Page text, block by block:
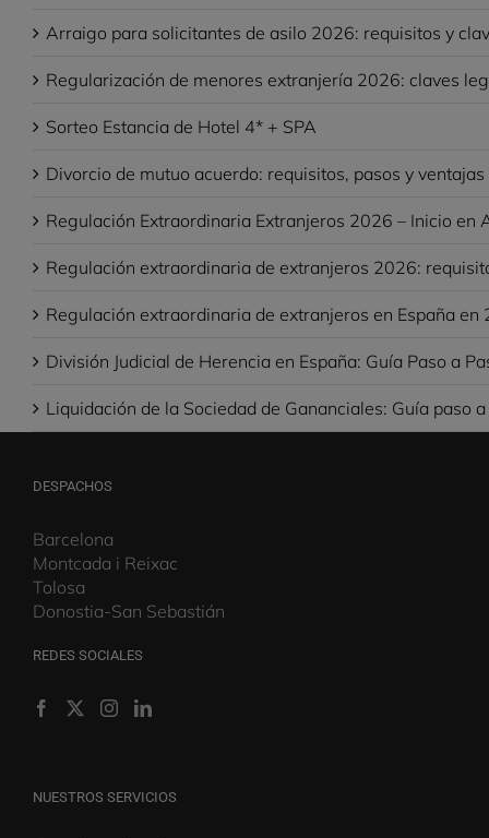
Arraigo para solicitantes de asilo 2026: requisitos y
Regularización de menores extranjería 2026: claves
Sorteo Estancia de Hotel 4* + SPA
Divorcio de mutuo acuerdo: requisitos, pasos y ventajas
Regulación Extraordinaria Extranjeros 2026 – Inicio en
Regulación extraordinaria de extranjeros 2026:
Regulación extraordinaria de extranjeros en España
División Judicial de Herencia en España: Guía Paso a
Liquidación de la Sociedad de Gananciales: Guía paso
DESPACHOS
Barcelona
Montcada i Reixac
Tolosa
Donostia-San Sebastián
REDES SOCIALES
NUESTROS SERVICIOS